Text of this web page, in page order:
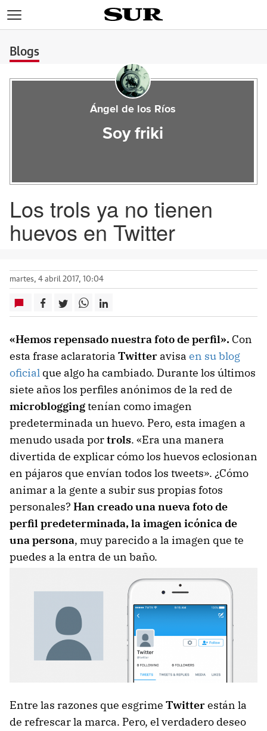
Blogs
Ángel de los Ríos
Soy friki
Los trols ya no tienen
huevos en Twitter
martes, 4 abril 2017, 10:04
«Hemos repensado nuestra foto de perfil». Con
esta frase aclaratoria Twitter avisa en su blog
oficial que algo ha cambiado. Durante los últimos
siete años los perfiles anónimos de la red de
microbloggingtenían como imagen
predeterminada un huevo. Pero, esta imagen a
menudo usada portrols. «Era una manera
divertida de explicar cómo los huevos eclosionan
en pájaros que envían todos los tweets». ¿Cómo
animar a la gente a subir sus propias fotos
personales? Han creado una nueva foto de
perfil predeterminada, la imagen icónica de
una persona, muy parecido a la imagen que te
puedes a la entra de un baño.
Entre las razones que esgrime Twitterestán la
de refrescar la marca. Pero, el verdadero deseo